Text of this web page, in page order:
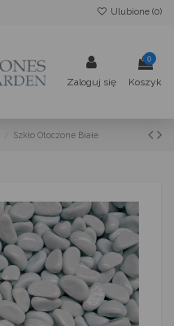
Ulubione (0)
Zaloguj się
0
Koszyk
Szkło Otoczone Białe